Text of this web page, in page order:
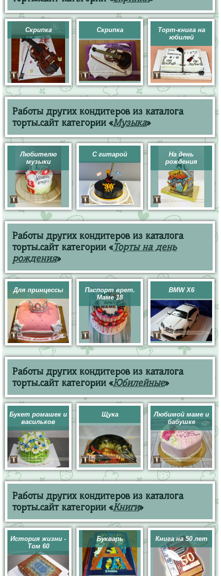
Скрипка Скрипка
Торт-книга на
юбилей
Работы других кондитеров из каталога
торты.сайт категории «Музыка»
Любителю
музыки
С гитарой
На день
рождения
Работы других кондитеров из каталога
торты.сайт категории «Торты на день
рождения»
Для принцессы
Паспорт врет.
Маме 18
BMW X6
Работы других кондитеров из каталога
торты.сайт категории «Юбилейные»
Букет ромашек и
васильков
Щука
Любимой маме и
бабушке
Работы других кондитеров из каталога
торты.сайт категории «Книги»
История жизни -
Том 60
Букварь Книга на 50 лет